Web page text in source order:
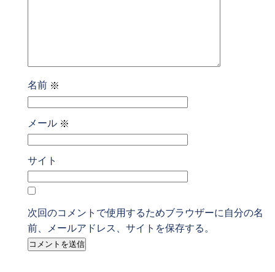
名前 ※
メール ※
サイト
次回のコメントで使用するためブラウザーに自分の名
前、メールアドレス、サイトを保存する。